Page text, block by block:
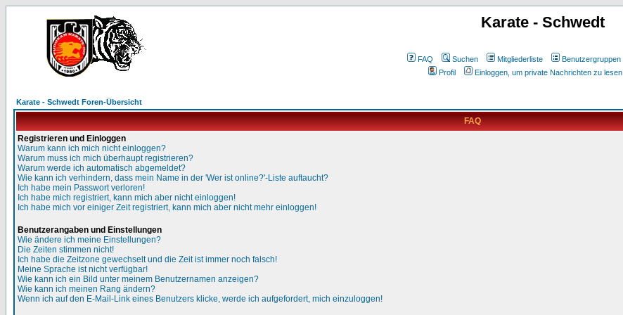
Karate - Schwedt
FAQ Suchen Mitgliederliste Benutzergruppen
Profil
Einloggen, um private Nachrichten zu lesen
Karate - Schwedt Foren-Übersicht
FAQ
Registrieren und Einloggen
Warum kann ich mich nicht einloggen?
Warum muss ich mich überhaupt registrieren?
Warum werde ich automatisch abgemeldet?
Wie kann ich verhindern, dass mein Name in der 'Wer ist online?'-Liste auftaucht?
Ich habe mein Passwort verloren!
Ich habe mich registriert, kann mich aber nicht einloggen!
Ich habe mich vor einiger Zeit registriert, kann mich aber nicht mehr einloggen!
Benutzerangaben und Einstellungen
Wie ändere ich meine Einstellungen?
Die Zeiten stimmen nicht!
Ich habe die Zeitzone gewechselt und die Zeit ist immer noch falsch!
Meine Sprache ist nicht verfügbar!
Wie kann ich ein Bild unter meinem Benutzernamen anzeigen?
Wie kann ich meinen Rang ändern?
Wenn ich auf den E-Mail-Link eines Benutzers klicke, werde ich aufgefordert, mich einzuloggen!